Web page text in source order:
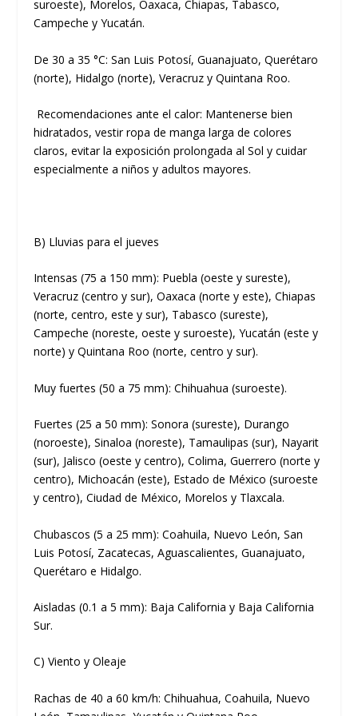
suroeste), Morelos, Oaxaca, Chiapas, Tabasco,
Campeche y Yucatán.
De 30 a 35 °C: San Luis Potosí, Guanajuato, Querétaro
(norte), Hidalgo (norte), Veracruz y Quintana Roo.
Recomendaciones ante el calor: Mantenerse bien
hidratados, vestir ropa de manga larga de colores
claros, evitar la exposición prolongada al Sol y cuidar
especialmente a niños y adultos mayores.
B) Lluvias para el jueves
Intensas (75 a 150 mm): Puebla (oeste y sureste),
Veracruz (centro y sur), Oaxaca (norte y este), Chiapas
(norte, centro, este y sur), Tabasco (sureste),
Campeche (noreste, oeste y suroeste), Yucatán (este y
norte) y Quintana Roo (norte, centro y sur).
Muy fuertes (50 a 75 mm): Chihuahua (suroeste).
Fuertes (25 a 50 mm): Sonora (sureste), Durango
(noroeste), Sinaloa (noreste), Tamaulipas (sur), Nayarit
(sur), Jalisco (oeste y centro), Colima, Guerrero (norte y
centro), Michoacán (este), Estado de México (suroeste
y centro), Ciudad de México, Morelos y Tlaxcala.
Chubascos (5 a 25 mm): Coahuila, Nuevo León, San
Luis Potosí, Zacatecas, Aguascalientes, Guanajuato,
Querétaro e Hidalgo.
Aisladas (0.1 a 5 mm): Baja California y Baja California
Sur.
C) Viento y Oleaje
Rachas de 40 a 60 km/h: Chihuahua, Coahuila, Nuevo